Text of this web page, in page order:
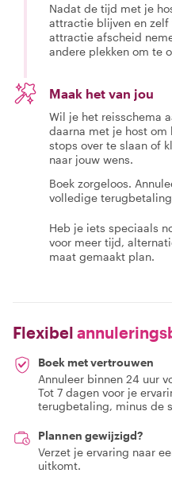
Nadat de tijd met je
attractie blijven en zelf
attractie afscheid
andere plekken om te
Maak het van jou
Wil je het reisschema
daarna met je host om
stops over te slaan of
naar jouw wens.
Boek zorgeloos.
volledige
Heb je iets speciaals
voor meer tijd,
maat gemaakt plan.
Flexibel
Boek met vertrouwen
Annuleer binnen 24 uur
Tot 7 dagen voor je
terugbetaling, minus de
Plannen gewijzigd?
Verzet je ervaring naar
uitkomt.